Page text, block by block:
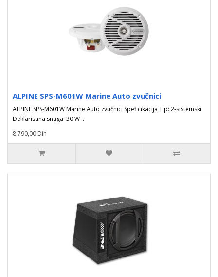
ALPINE SPS-M601W Marine Auto zvučnici
ALPINE SPS-M601W Marine Auto zvučnici Speficikacija Tip: 2-sistemski
Deklarisana snaga: 30 W ..
8.790,00 Din